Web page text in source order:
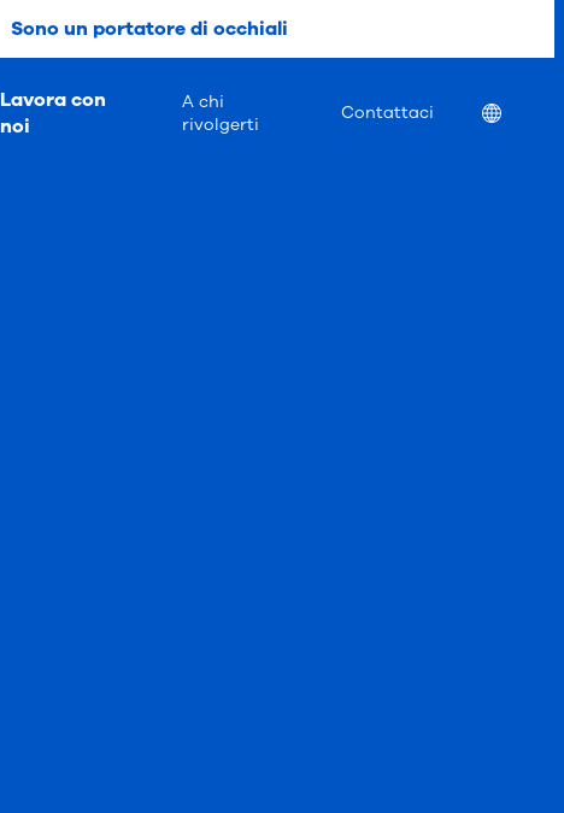
Sono un portatore di occhiali
Lavora con
noi
A chi
rivolgerti
Contattaci Location